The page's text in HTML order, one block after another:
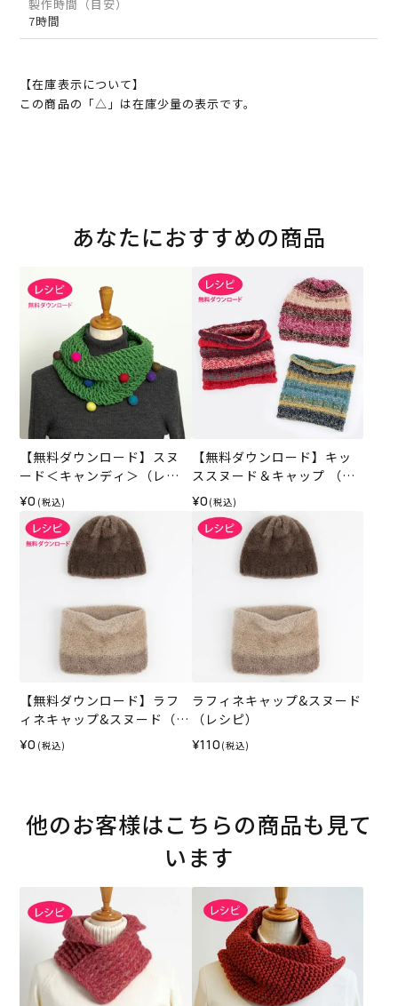
製作時間（目安）
7時間
【在庫表示について】
この商品の「△」は在庫少量の表示です。
あなたにおすすめの商品
【無料ダウンロード】スヌ
ード＜キャンディ＞（レシ
ピ）
¥0 (税込)
【無料ダウンロード】キッ
ススヌード＆キャップ （レ
シピ）
¥0 (税込)
【無料ダウンロード】ラフ
ィネキャップ&スヌード（レ
シピ）
¥0 (税込)
ラフィネキャップ&スヌード
（レシピ）
¥110 (税込)
他のお客様はこちらの商品も見て
います